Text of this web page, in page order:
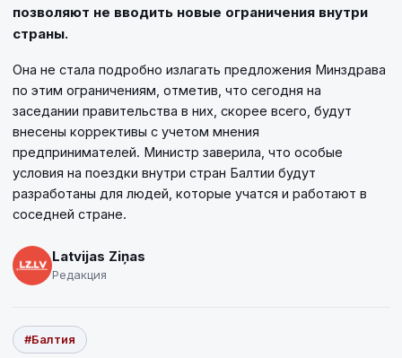
позволяют не вводить новые ограничения внутри
страны.
Она не стала подробно излагать предложения Минздрава
по этим ограничениям, отметив, что сегодня на
заседании правительства в них, скорее всего, будут
внесены коррективы с учетом мнения
предпринимателей. Министр заверила, что особые
условия на поездки внутри стран Балтии будут
разработаны для людей, которые учатся и работают в
соседней стране.
Latvijas Ziņas
Редакция
#Балтия